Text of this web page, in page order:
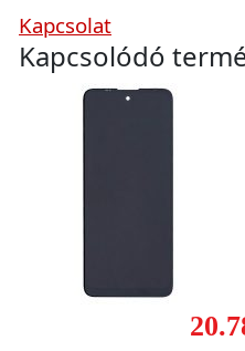
Kapcsolat
Kapcsolódó